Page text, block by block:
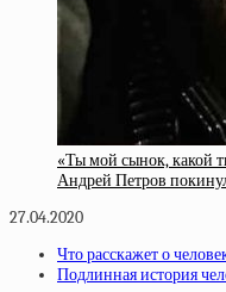
«Ты мой сынок, какой
Андрей Петров
27.04.2020
Что расскажет о
Подлинная история